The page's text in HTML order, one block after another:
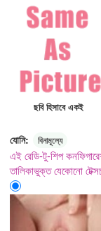
ছবি হিসাবে একই
যোনি: বিনামূল্যে
এই রেডি-টু-শিপ
তালিকাভুক্ত যেকোনো